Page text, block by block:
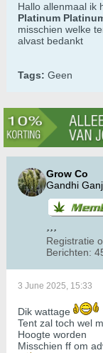
Hallo allenmaal ik
Platinum
misschien welke
alvast bedankt
Tags: Geen
Grow Co
Gandhi
Registratie
Berichten:
3 June 2025, 15:33
Dik wattage
Tent zal toch wel
Hoogte worden
Misschien ff om